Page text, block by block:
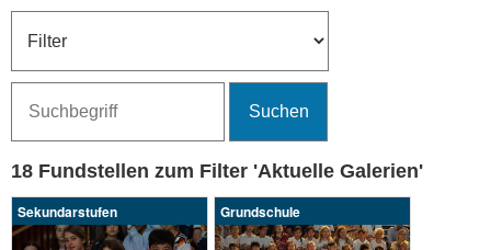
18 Fundstellen zum Filter 'Aktuelle Galerien'
Sekundarstufen Grundschule